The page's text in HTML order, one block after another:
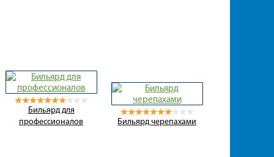
Бильярд для
профессионалов
Бильярд черепахами